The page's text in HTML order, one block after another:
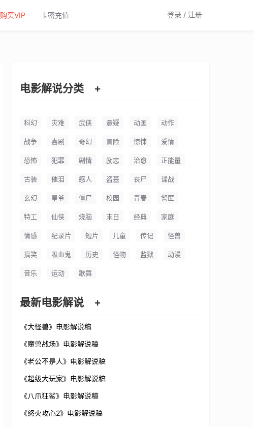
购买VIP 卡密充值 登录 / 注册
电影解说分类 +
科幻 灾难 武侠 悬疑 动画 动作
战争 喜剧 奇幻 冒险 惊悚 爱情
恐怖 犯罪 剧情 励志 治愈 正能量
古装 催泪 感人 盗墓 丧尸 谍战
玄幻 星爷 僵尸 校园 青春 警匪
特工 仙侠 烧脑 末日 经典 家庭
情感 纪录片 短片 儿童 传记 怪兽
搞笑 吸血鬼 历史 怪物 监狱 动漫
音乐 运动 歌舞
最新电影解说 +
《大怪兽》电影解说稿
《魔兽战场》电影解说稿
《老公不是人》电影解说稿
《超级大玩家》电影解说稿
《八爪狂鲨》电影解说稿
《怒火攻心2》电影解说稿